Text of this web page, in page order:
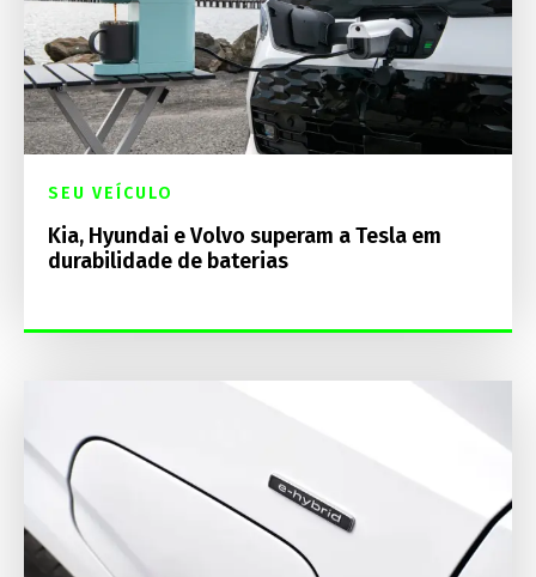
SEU VEÍCULO
Kia, Hyundai e Volvo superam a Tesla em
durabilidade de baterias